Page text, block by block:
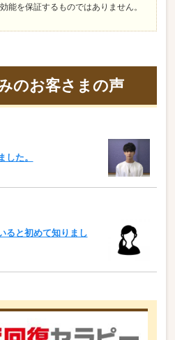
能を保証するものではありません。
のお客さまの声
た。
ると初めて知りまし